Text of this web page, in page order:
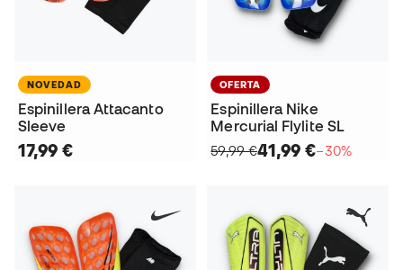
NOVEDAD
Espinillera Attacanto
Sleeve
17,99 €
OFERTA
Espinillera Nike
Mercurial Flylite SL
59,99 €41,99 €−30%